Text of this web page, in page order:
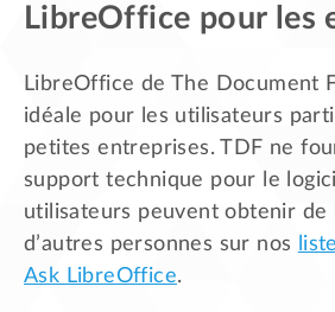
LibreOffice pour les
LibreOffice de The Document
idéale pour les utilisateurs
petites entreprises. TDF ne
support technique pour le
utilisateurs peuvent obtenir de
d’autres personnes sur nos
Ask LibreOffice.